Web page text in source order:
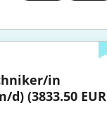
in
(3833.50 EUR